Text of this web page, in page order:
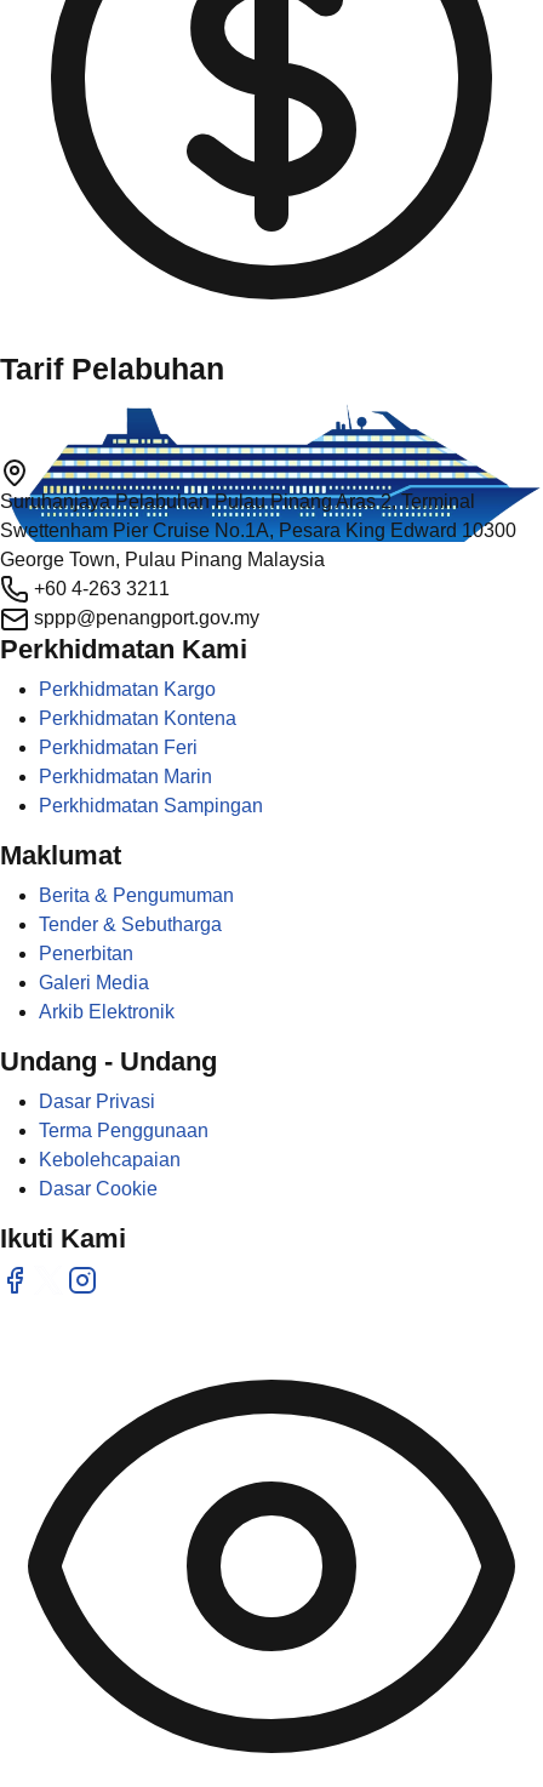
Tarif Pelabuhan
Suruhanjaya Pelabuhan Pulau Pinang Aras 2, Terminal
Swettenham Pier Cruise No.1A, Pesara King Edward 10300
George Town, Pulau Pinang Malaysia
+60 4-263 3211
sppp@penangport.gov.my
Perkhidmatan Kami
Perkhidmatan Kargo
Perkhidmatan Kontena
Perkhidmatan Feri
Perkhidmatan Marin
Perkhidmatan Sampingan
Maklumat
Berita & Pengumuman
Tender & Sebutharga
Penerbitan
Galeri Media
Arkib Elektronik
Undang - Undang
Dasar Privasi
Terma Penggunaan
Kebolehcapaian
Dasar Cookie
Ikuti Kami